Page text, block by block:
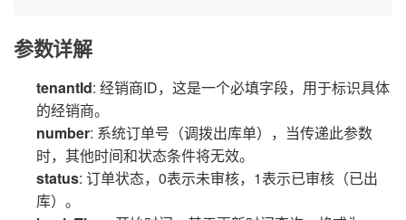
参数详解
tenantId: 经销商ID，这是一个必填字段，用于标识具体
的经销商。
number: 系统订单号（调拨出库单），当传递此参数
时，其他时间和状态条件将无效。
status: 订单状态，0表示未审核，1表示已审核（已出
库）。